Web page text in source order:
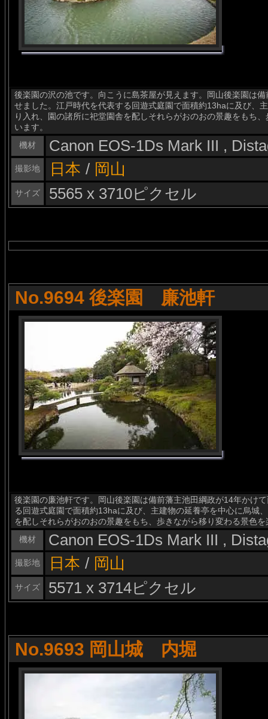
後楽園の沢の池です。向こうに島茶屋が見えます。岡山後楽園は
せました。江戸時代を代表する回遊式庭園で面積約13haに及び、
り入れ、園の諸所に祀堂園舎を配しそれらがおのおの景趣をもち
います。
機材
Canon EOS-1Ds Mark III ,
撮影地 日本 / 岡山
サイズ 5565 x 3710ピクセル
No.9694 後楽園 廉池軒
後楽園の廉池軒です。岡山後楽園は備前藩主池田綱政が14年かけ
る回遊式庭園で面積約13haに及び、主建物の延養亭を中心に烏城
を配しそれらがおのおの景趣をもち、歩きながら移り変わる景色
機材
Canon EOS-1Ds Mark III ,
撮影地 日本 / 岡山
サイズ 5571 x 3714ピクセル
No.9693 岡山城 内堀